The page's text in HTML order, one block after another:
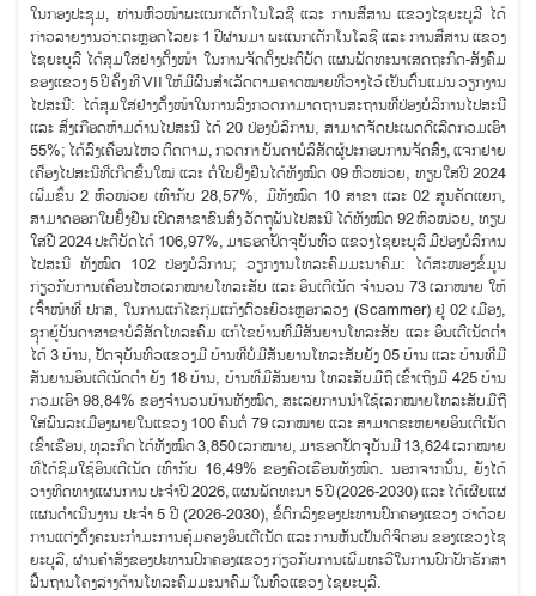
ໃນກອງປະຊຸມ, ທ່ານຫົວໜ້າພະແນກເຕັກໂນໂລຊີ ແລະ ການສື່ສານ ແຂວງໄຊຍະບູລີ ໄດ້
ກ່າວລາຍງານວ່າ:ຕະຫຼອດໄລຍະ 1 ປີຜ່ານມາ ພະແນກເຕັກໂນໂລຊີ ແລະ ການສື່ສານ ແຂວງ
ໄຊຍະບູລີ ໄດ້ສຸມໃສ່ຢ່າງຕັ້ງໜ້າ ໃນການຈັດຕັ້ງປະຕິບັດ ແຜນພັດທະນາເສດຖະກິດ-ສັງຄົມ
ຂອງແຂວງ 5 ປີ ຄັ້ງ ທີ VII ໃຫ້ມີຜົນສຳເລັດຕາມຄາດໝາຍທີ່ວາງໄວ້ ເປັນຕົ້ນແມ່ນ ວຽກງານ
ໄປສະນີ: ໄດ້ສຸມໃສ່ຢ່າງຕັ້ງໜ້າໃນການລົງກວດກາມາດຖານສະຖານທີ່ປ່ອງບໍລິການໄປສະນີ
ແລະ ສິ່ງເກືອດຫ້າມດ້ານໄປສະນີ ໄດ້ 20 ປ່ອງບໍລິການ, ສາມາດຈັດປະເພດດີເລີດກວມເອົາ
55%; ໄດ້ລົງເຄື່ອນໄຫວ ຕິດຕາມ, ກວດກາ ບັນດາບໍລິສັດຜູ້ປະກອບການຈັດສົ່ງ, ແຈກຢາຍ
ເຄື່ອງໄປສະນີທີ່ເກີດຂຶ້ນໃໝ່ ແລະ ຕໍ່ໃບຢັ້ງຢືນໄດ້ທັງໝົດ 09 ຫົວໜ່ວຍ, ທຽບໃສ່ປີ 2024
ເພີ່ມຂຶ້ນ 2 ຫົວໜ່ວຍ ເທົ່າກັບ 28,57%, ມີທັງໝົດ 10 ສາຂາ ແລະ 02 ສູນຄັດແຍກ,
ສາມາດອອກໃບຢັ້ງຢືນ ເປີດສາຂາຂົນສົ່ງ ວັດຖຸພັນໄປສະນີ ໄດ້ທັງໝົດ 92 ຫົວໜ່ວຍ, ທຽບ
ໃສ່ປີ 2024 ປະຕິບັດໄດ້ 106,97%, ມາຮອດປັດຈຸບັນທົ່ວ ແຂວງໄຊຍະບູລີ ມີປ່ອງບໍລິການ
ໄປສະນີ ທັງໝົດ 102 ປ່ອງບໍລິການ; ວຽກງານໂທລະຄົມມະນາຄົມ: ໄດ້ສະໜອງຂໍ້ມູນ
ກ່ຽວກັບການເຄື່ອນໄຫວເລກໝາຍໂທລະສັບ ແລະ ອິນເຕີເນັດ ຈໍານວນ 73 ເລກໝາຍ ໃຫ້
ເຈົ້າໜ້າທີ່ ປກສ, ໃນການແກ້ໄຂກຸ່ມແກ້ງຕົວະຍົວະຫຼອກລວງ (Scammer) ຢູ່ 02 ເມືອງ,
ຊຸກຍູ້ບັນດາສາຂາບໍລິສັດໂທລະຄົມ ແກ້ໄຂບ້ານທີ່ມີສັນຍານໂທລະສັບ ແລະ ອິນເຕີເນັດຕໍ່າ
ໄດ້ 3 ບ້ານ, ປັດຈຸບັນທົ່ວແຂວງມີ ບ້ານທີ່ບໍ່ມີສັນຍານໂທລະສັບຍັງ 05 ບ້ານ ແລະ ບ້ານທີ່ມີ
ສັນຍານອິນເຕີເນັດຕໍ່າ ຍັງ 18 ບ້ານ, ບ້ານທີ່ມີສັນຍານ ໂທລະສັບມືຖື ເຂົ້າເຖິງມີ 425 ບ້ານ
ກວມເອົາ 98,84% ຂອງຈໍານວນບ້ານທັງໝົດ, ສະເລ່ຍການນໍາໃຊ້ເລກໝາຍໂທລະສັບມືຖື
ໃສ່ພົນລະເມືອງພາຍໃນແຂວງ 100 ຄົນຕໍ່ 79 ເລກໝາຍ ແລະ ສາມາດຂະຫຍາຍອິນເຕີເນັດ
ເຂົ້າເຮືອນ, ທຸລະກິດ ໄດ້ທັງໝົດ 3,850 ເລກໝາຍ, ມາຮອດປັດຈຸບັນມີ 13,624 ເລກໝາຍ
ທີ່ໄດ້ຊົມໃຊ້ອິນເຕີເນັດ ເທົ່າກັບ 16,49% ຂອງຄົວເຮືອນທັງໝົດ. ນອກຈາກນັ້ນ, ຍັງໄດ້
ວາງທິດທາງແຜນການ ປະຈໍາປີ 2026, ແຜນພັດທະນາ 5 ປີ (2026-2030) ແລະ ໄດ້ເຜີຍແຜ່
ແຜນດຳເນີນງານ ປະຈໍາ 5 ປີ (2026-2030), ຂໍ້ຕົກລົງຂອງປະທານປົກຄອງແຂວງ ວ່າດ້ວຍ
ການແຕ່ງຕັ້ງຄະນະກຳມະການຄຸ້ມຄອງອິນເຕີເນັດ ແລະ ການຫັນເປັນດິຈິຕອນ ຂອງແຂວງໄຊ
ຍະບູລີ, ຜ່ານຄຳສັ່ງຂອງປະທານປົກຄອງແຂວງ ກ່ຽວກັບການເພີ່ມທະວີໃນການປົກປັກຮັກສາ
ຟື້ນຖານໂຄງລ່າງດ້ານໂທລະຄົມມະນາຄົມ ໃນທົ່ວແຂວງ ໄຊຍະບູລີ.